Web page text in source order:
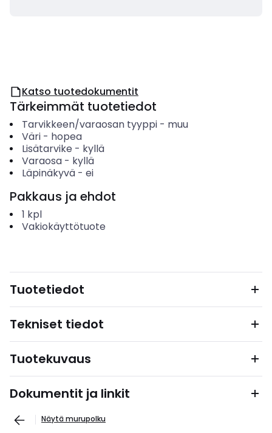
Katso tuotedokumentit
Tärkeimmät tuotetiedot
Tarvikkeen/varaosan tyyppi- muu
Väri- hopea
Lisätarvike - kyllä
Varaosa- kyllä
Läpinäkyvä- ei
Pakkaus ja ehdot
1 kpl
Vakiokäyttötuote
Tuotetiedot
Tekniset tiedot
Tuotekuvaus
Dokumentit ja linkit
Näytä murupolku